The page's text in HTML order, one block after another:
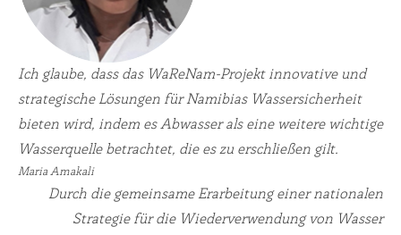
Ich glaube, dass das WaReNam-Projekt innovative und
strategische Lösungen für Namibias Wassersicherheit
bieten wird, indem es Abwasser als eine weitere wichtige
Wasserquelle betrachtet, die es zu erschließen gilt.
Maria Amakali
Durch die gemeinsame Erarbeitung einer nationalen
Strategie für die Wiederverwendung von Wasser